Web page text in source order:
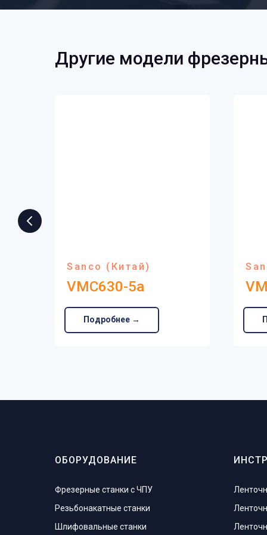
Другие модели
Sanco (Китай)
VMC630-5a
Подробнее →
ОБОРУДОВАНИЕ
Фрезерные станки с ЧПУ
Резьбонакатные станки
Шлифовальные станки